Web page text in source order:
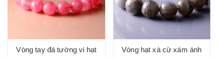
Vòng tay đá tường vi hạt
Vòng hạt xà cừ xám ánh